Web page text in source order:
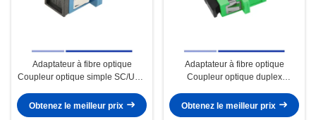
Adaptateur à fibre optique
Coupleur optique simple SC/UPC
Obtenez le meilleur prix
Adaptateur à fibre optique
Coupleur optique duplex
Vert
Obtenez le meilleur prix